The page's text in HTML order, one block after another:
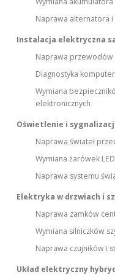
Naprawa alternatora i
Instalacja elektryczna
Naprawa przewodów
Diagnostyka
Wymiana
elektronicznych
Oświetlenie i
Naprawa świateł
Wymiana żarówek
Naprawa systemu
Elektryka w drzwiach i
Naprawa zamków
Wymiana silniczków
Naprawa czujników i
Układ elektryczny